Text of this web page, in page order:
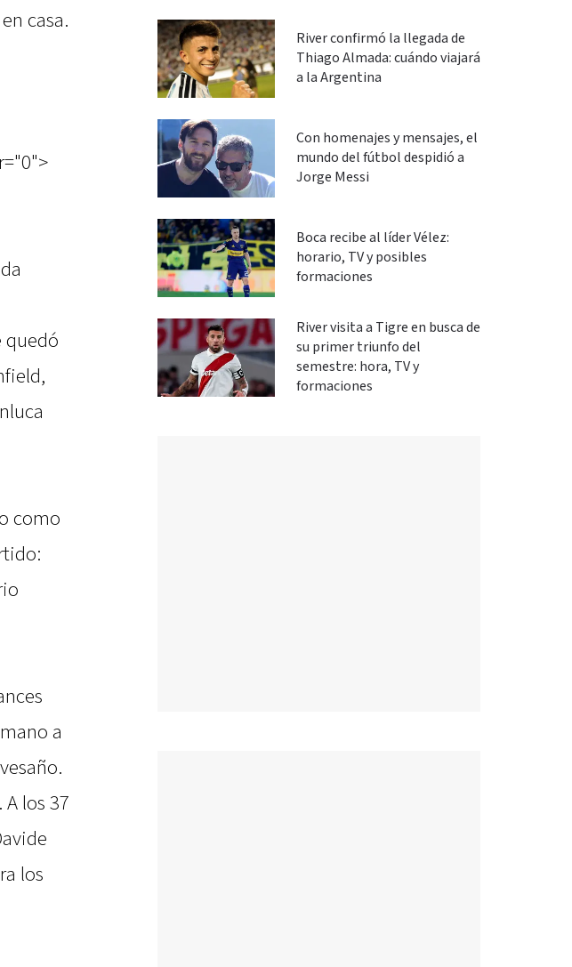
casa.
quedó
como
a
los 37
los
River confirmó la llegada de
Thiago Almada: cuándo viajará
a la Argentina
Con homenajes y mensajes, el
mundo del fútbol despidió a
Jorge Messi
Boca recibe al líder Vélez:
horario, TV y posibles
formaciones
River visita a Tigre en busca de
su primer triunfo del
semestre: hora, TV y
formaciones